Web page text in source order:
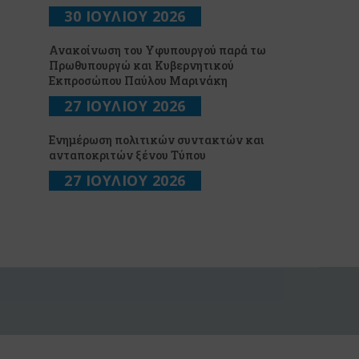
30 ΙΟΥΛΙΟΥ 2026
Ανακοίνωση του Υφυπουργού παρά τω
Πρωθυπουργώ και Κυβερνητικού
Εκπροσώπου Παύλου Μαρινάκη
27 ΙΟΥΛΙΟΥ 2026
Ενημέρωση πολιτικών συντακτών και
ανταποκριτών ξένου Τύπου
27 ΙΟΥΛΙΟΥ 2026